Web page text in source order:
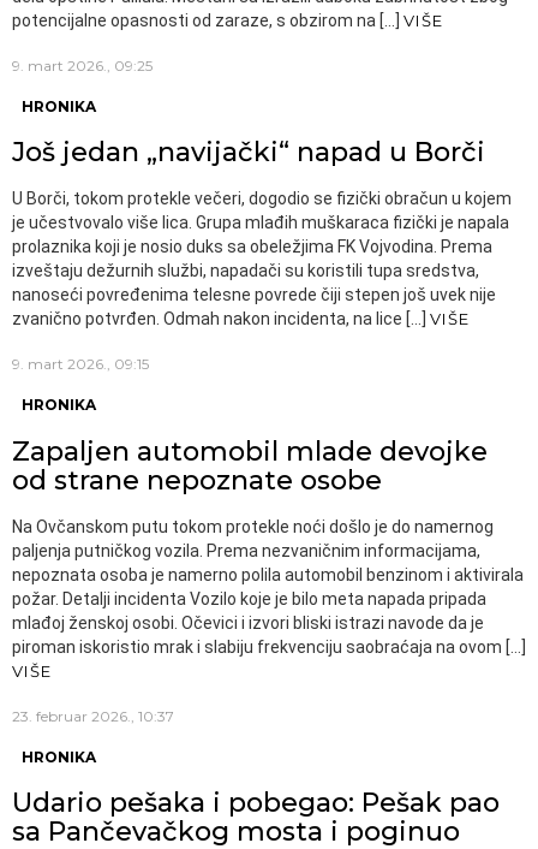
potencijalne opasnosti od zaraze, s obzirom na […] VIŠE
9. mart 2026., 09:25
HRONIKA
Još jedan „navijački“ napad u Borči
U Borči, tokom protekle večeri, dogodio se fizički obračun u kojem
je učestvovalo više lica. Grupa mlađih muškaraca fizički je napala
prolaznika koji je nosio duks sa obeležjima FK Vojvodina. Prema
izveštaju dežurnih službi, napadači su koristili tupa sredstva,
nanoseći povređenima telesne povrede čiji stepen još uvek nije
zvanično potvrđen. Odmah nakon incidenta, na lice […] VIŠE
9. mart 2026., 09:15
HRONIKA
Zapaljen automobil mlade devojke
od strane nepoznate osobe
Na Ovčanskom putu tokom protekle noći došlo je do namernog
paljenja putničkog vozila. Prema nezvaničnim informacijama,
nepoznata osoba je namerno polila automobil benzinom i aktivirala
požar. Detalji incidenta Vozilo koje je bilo meta napada pripada
mlađoj ženskoj osobi. Očevici i izvori bliski istrazi navode da je
piroman iskoristio mrak i slabiju frekvenciju saobraćaja na ovom […]
VIŠE
23. februar 2026., 10:37
HRONIKA
Udario pešaka i pobegao: Pešak pao
sa Pančevačkog mosta i poginuo